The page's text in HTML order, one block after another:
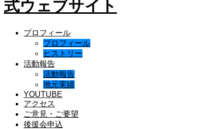
プロフィール
プロフィール
ヒストリー
活動報告
活動報告
地元実績
YOUTUBE
アクセス
ご意見・ご要望
後援会申込